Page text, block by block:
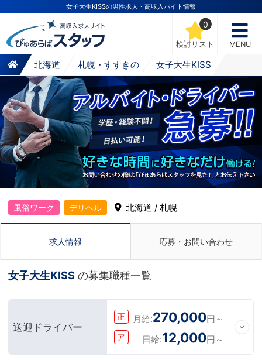
女子大生KISSの男性求人・高収入バイト情報
検討リスト
0
MENU
北海道 札幌・すすきの 女子大生KISS
風俗ワーク デリヘル 北海道 / 札幌
求人情報 応募・お問い合わせ
女子大生KISS の募集職種一覧
送迎ドライバー
正 月給:270,000円～
ア 日給:12,000円～